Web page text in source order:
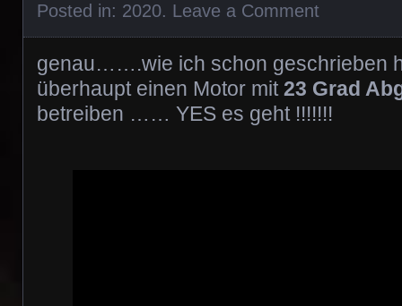
Posted in: 2020. Leave a Comment
genau…….wie ich schon geschrieben
überhaupt einen Motor mit23 Grad
betreiben …… YES es geht !!!!!!!